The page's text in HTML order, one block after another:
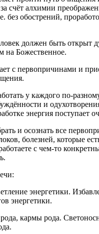
за счёт алхимии
без обострений,
должен быть открыт
на Божественное.
с первопричинами и
у каждого по-
и
энергия поступает
и осознать все
болезней, которые
с чем-то
энергетики.
энергетики.
кармы рода.